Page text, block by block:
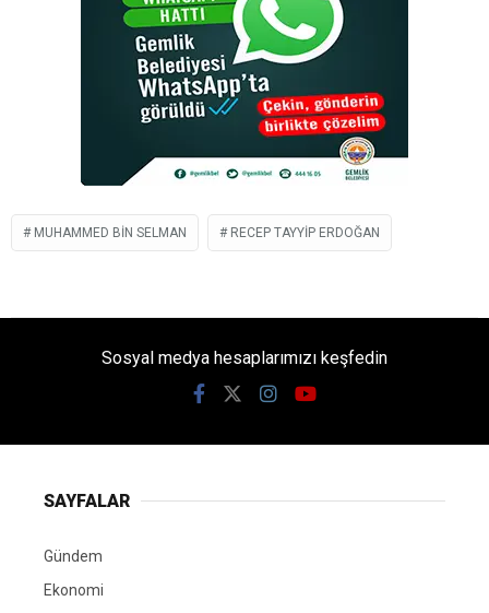
MUHAMMED BIN SELMAN RECEP TAYYIP ERDOĞAN
Sosyal medya hesaplarımızı keşfedin
SAYFALAR
Gündem
Ekonomi